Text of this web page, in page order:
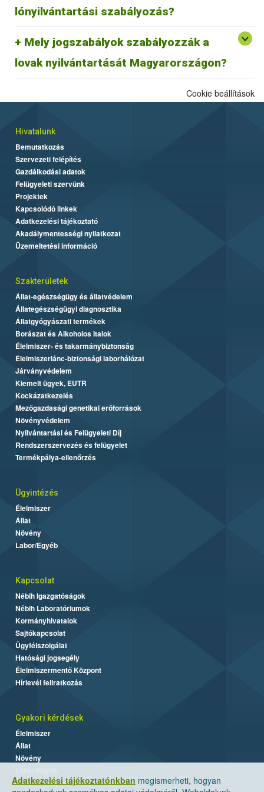
lónyilvántartási szabályozás?
megfeleltetése jelenleg zajlik.
Mely jogszabályok szabályozzák a
lovak nyilvántartását Magyarországon?
64/2003 (VI. 16.) FVM rendelet az egyes állatfajok
Egységes Nyilvántartási és Azonosítási Rendszeréről.
Adatkezelési tájékoztatónkban megismerheti, hogyan
Cookie beállítások
Hivatalunk
Bemutatkozás
Szervezeti felépítés
Gazdálkodási adatok
Felügyeleti szervünk
Projektek
Kapcsolódó linkek
Adatkezelési tájékoztató
Akadálymentességi nyilatkozat
Üzemeltetési információ
Szakterületek
Állat-egészségügy és állatvédelem
Állategészségügyi diagnosztika
Állatgyógyászati termékek
Borászat és Alkoholos Italok
Élelmiszer- és takarmánybiztonság
Élelmiszerlánc-biztonsági laborhálózat
Járványvédelem
Kiemelt ügyek, EUTR
Kockázatkezelés
Mezőgazdasági genetikai erőforrások
Növényvédelem
Nyilvántartási és Felügyeleti Díj
Rendszerszervezés és felügyelet
Termékpálya-ellenőrzés
Ügyintézés
Élelmiszer
Állat
Növény
Labor/Egyéb
Kapcsolat
Nébih Igazgatóságok
Nébih Laboratóriumok
Kormányhivatalok
Sajtókapcsolat
Ügyfélszolgálat
Hatósági jogsegély
Élelmiszermentő Központ
Hírlevél feliratkozás
Gyakori kérdések
Élelmiszer
Állat
Növény